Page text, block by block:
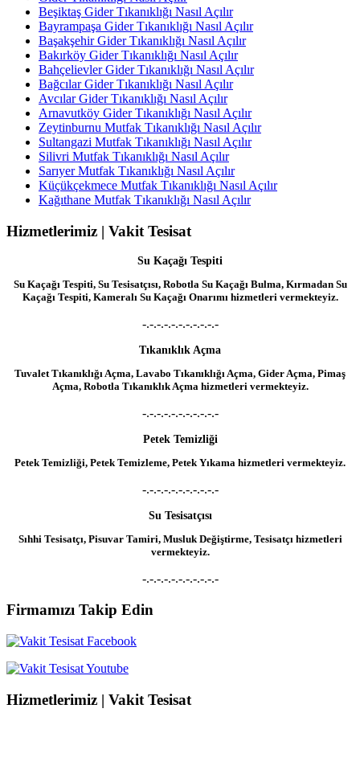
Beşiktaş Gider Tıkanıklığı Nasıl Açılır
Bayrampaşa Gider Tıkanıklığı Nasıl Açılır
Başakşehir Gider Tıkanıklığı Nasıl Açılır
Bakırköy Gider Tıkanıklığı Nasıl Açılır
Bahçelievler Gider Tıkanıklığı Nasıl Açılır
Bağcılar Gider Tıkanıklığı Nasıl Açılır
Avcılar Gider Tıkanıklığı Nasıl Açılır
Arnavutköy Gider Tıkanıklığı Nasıl Açılır
Zeytinburnu Mutfak Tıkanıklığı Nasıl Açılır
Sultangazi Mutfak Tıkanıklığı Nasıl Açılır
Silivri Mutfak Tıkanıklığı Nasıl Açılır
Sarıyer Mutfak Tıkanıklığı Nasıl Açılır
Küçükçekmece Mutfak Tıkanıklığı Nasıl Açılır
Kağıthane Mutfak Tıkanıklığı Nasıl Açılır
Hizmetlerimiz | Vakit Tesisat
Su Kaçağı Tespiti
Su Kaçağı Tespiti, Su Tesisatçısı, Robotla Su Kaçağı Bulma, Kırmadan Su
Kaçağı Tespiti, Kameralı Su Kaçağı Onarımı hizmetleri vermekteyiz.
-.-.-.-.-.-.-.-.-.-.-
Tıkanıklık Açma
Tuvalet Tıkanıklığı Açma, Lavabo Tıkanıklığı Açma, Gider Açma, Pimaş
Açma, Robotla Tıkanıklık Açma hizmetleri vermekteyiz.
-.-.-.-.-.-.-.-.-.-.-
Petek Temizliği
Petek Temizliği, Petek Temizleme, Petek Yıkama hizmetleri vermekteyiz.
-.-.-.-.-.-.-.-.-.-.-
Su Tesisatçısı
Sıhhi Tesisatçı, Pisuvar Tamiri, Musluk Değiştirme, Tesisatçı hizmetleri
vermekteyiz.
-.-.-.-.-.-.-.-.-.-.-
Firmamızı Takip Edin
Hizmetlerimiz | Vakit Tesisat